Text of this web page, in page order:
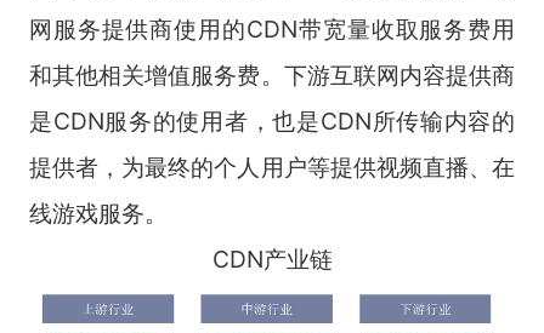
网服务提供商使用的CDN带宽量收取服务费用
和其他相关增值服务费。下游互联网内容提供商
是CDN服务的使用者，也是CDN所传输内容的
提供者，为最终的个人用户等提供视频直播、在
线游戏服务。
CDN产业链